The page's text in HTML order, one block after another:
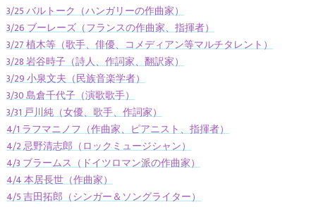
3/25 バルトーク（ハンガリーの作曲家）
3/26 ブーレーズ（フランスの作曲家、指揮者）
3/27 植木等（歌手、俳優、コメディアン等マルチタレント）
3/28 岩谷時子（詩人、作詞家、翻訳家）
3/29 小泉文夫（民族音楽学者）
3/30 島倉千代子（演歌歌手）
3/31 戸川純（女優、歌手、作詞家）
4/1 ラフマニノフ（作曲家、ピアニスト、指揮者）
4/2 忌野清志郎（ロックミュージシャン）
4/3 ブラームス（ドイツロマン派の作曲家）
4/4 本居長世（作曲家）
4/5 吉田拓郎（シンガー＆ソングライター）